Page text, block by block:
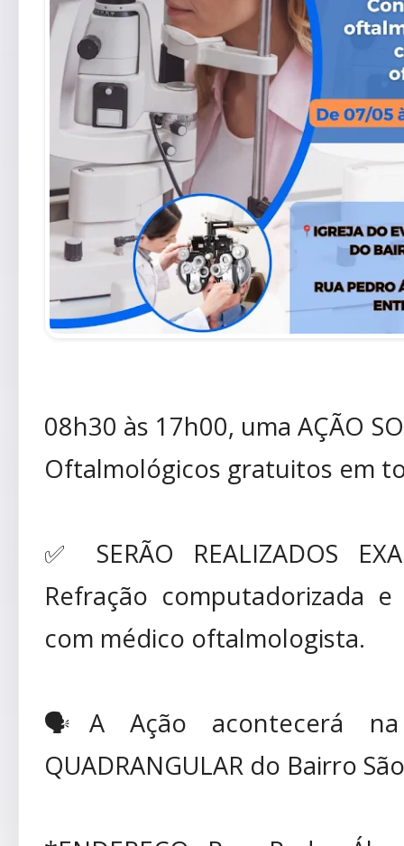
08h30 às 17h00, uma AÇÃO
Oftalmológicos gratuitos em
✅ SERÃO REALIZADOS
Refração computadorizada
com médico oftalmologista.
🗣️A Ação acontecerá na
QUADRANGULAR do Bairro